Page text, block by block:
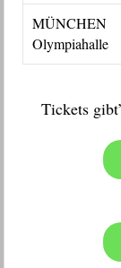
MÜNCHEN
Olympiahalle
Tickets